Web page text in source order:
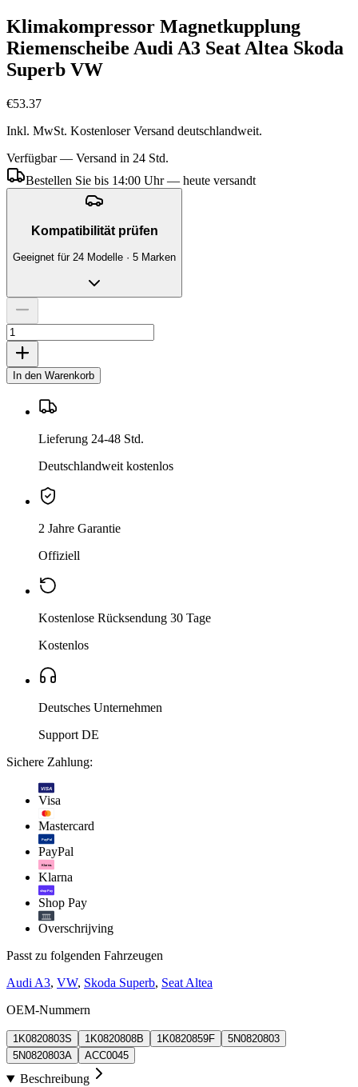
Klimakompressor Magnetkupplung
Riemenscheibe Audi A3 Seat Altea Skoda
Superb VW
€53.37
Inkl. MwSt. Kostenloser Versand deutschlandweit.
Verfügbar — Versand in 24 Std.
Bestellen Sie bis 14:00 Uhr — heute versandt
Kompatibilität prüfen
Geeignet für 24 Modelle · 5 Marken
In den Warenkorb
Lieferung 24-48 Std.
Deutschlandweit kostenlos
2 Jahre Garantie
Offiziell
Kostenlose Rücksendung 30 Tage
Kostenlos
Deutsches Unternehmen
Support DE
Sichere Zahlung:
VISA
Visa
Mastercard
PayPal
PayPal
Klarna.
Klarna
shop Pay
Shop Pay
Overschrijving
Passt zu folgenden Fahrzeugen
Audi A3, VW, Skoda Superb, Seat Altea
OEM-Nummern
1K0820803S 1K0820808B 1K0820859F
5N0820803
5N0820803A
ACC0045
Beschreibung